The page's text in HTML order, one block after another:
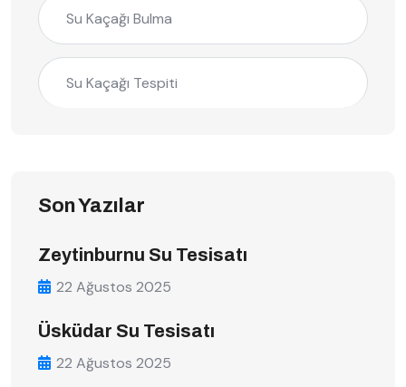
Su Kaçağı Bulma
Su Kaçağı Tespiti
Son Yazılar
Zeytinburnu Su Tesisatı
22 Ağustos 2025
Üsküdar Su Tesisatı
22 Ağustos 2025